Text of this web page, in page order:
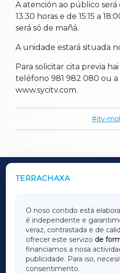
A atención ao público será
13.30 horas e de 15:15 a
será só de mañá.
A unidade estará situada
Para solicitar cita previa
teléfono 981 982 080 ou a
www.sycitv.com.
itv-
TERRACHAXA
O noso contido está
é independente e
veraz, contrastada e de
ofrecer este servizo de
financiamos a nosa
publicidade. Para iso,
consentimento.
OUTROS PERIÓDICOS